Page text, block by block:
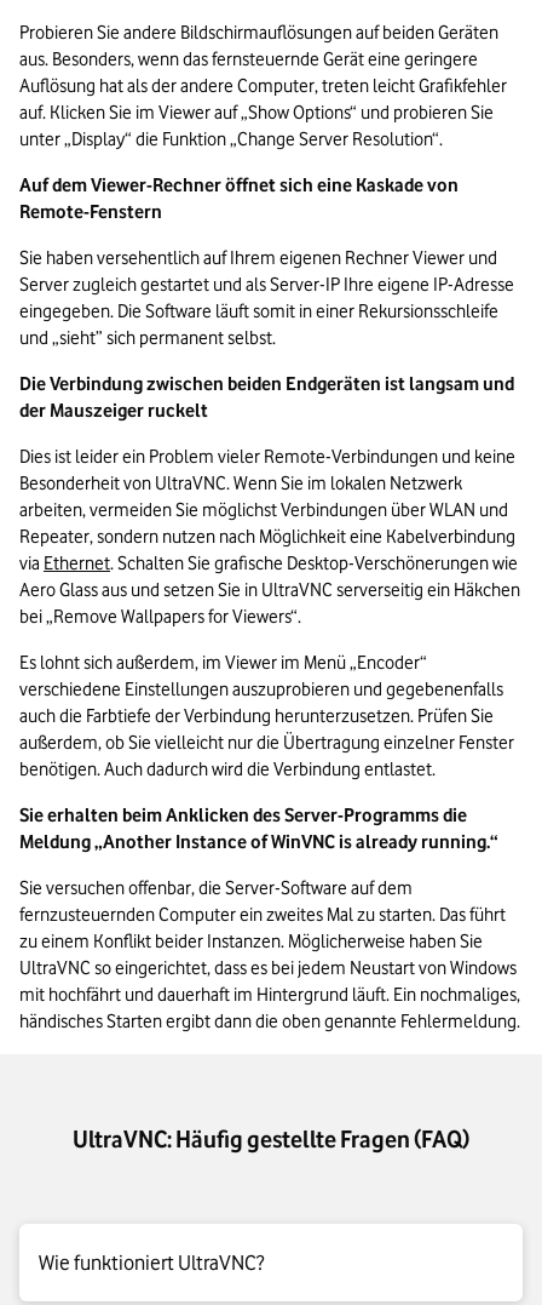
Probieren Sie andere Bildschirmauflösungen auf beiden Geräten
aus. Besonders, wenn das fernsteuernde Gerät eine geringere
Auflösung hat als der andere Computer, treten leicht Grafikfehler
auf. Klicken Sie im Viewer auf „Show Options“ und probieren Sie
unter „Display“ die Funktion „Change Server Resolution“.
Auf dem Viewer-Rechner öffnet sich eine Kaskade von
Remote-Fenstern
Sie haben versehentlich auf Ihrem eigenen Rechner Viewer und
Server zugleich gestartet und als Server-IP Ihre eigene IP-Adresse
eingegeben. Die Software läuft somit in einer Rekursionsschleife
und „sieht” sich permanent selbst.
Die Verbindung zwischen beiden Endgeräten ist langsam und
der Mauszeiger ruckelt
Dies ist leider ein Problem vieler Remote-Verbindungen und keine
Besonderheit von UltraVNC. Wenn Sie im lokalen Netzwerk
arbeiten, vermeiden Sie möglichst Verbindungen über WLAN und
Repeater, sondern nutzen nach Möglichkeit eine Kabelverbindung
via Ethernet. Schalten Sie grafische Desktop-Verschönerungen wie
Aero Glass aus und setzen Sie in UltraVNC serverseitig ein Häkchen
bei „Remove Wallpapers for Viewers“.
Es lohnt sich außerdem, im Viewer im Menü „Encoder“
verschiedene Einstellungen auszuprobieren und gegebenenfalls
auch die Farbtiefe der Verbindung herunterzusetzen. Prüfen Sie
außerdem, ob Sie vielleicht nur die Übertragung einzelner Fenster
benötigen. Auch dadurch wird die Verbindung entlastet.
Sie erhalten beim Anklicken des Server-Programms die
Meldung „Another Instance of WinVNC is already running.“
Sie versuchen offenbar, die Server-Software auf dem
fernzusteuernden Computer ein zweites Mal zu starten. Das führt
zu einem Konflikt beider Instanzen. Möglicherweise haben Sie
UltraVNC so eingerichtet, dass es bei jedem Neustart von Windows
mit hochfährt und dauerhaft im Hintergrund läuft. Ein nochmaliges,
händisches Starten ergibt dann die oben genannte Fehlermeldung.
UltraVNC: Häufig gestellte Fragen (FAQ)
Wie funktioniert UltraVNC?